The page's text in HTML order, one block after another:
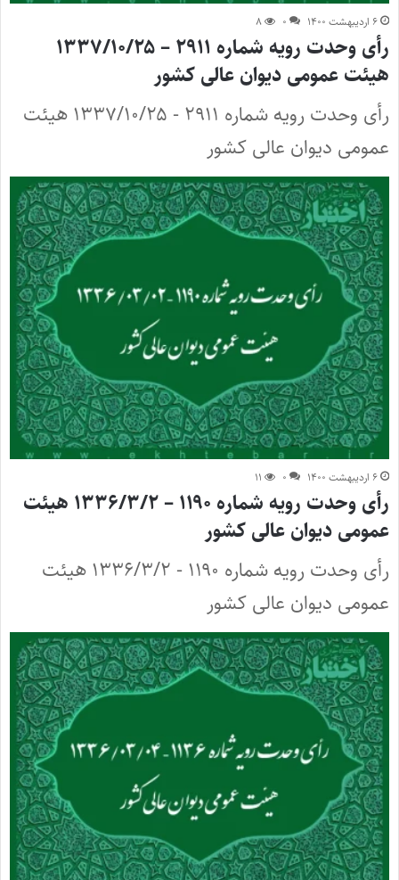
۶ اردیبهشت ۱۴۰۰ ۰ ۸
رأی وحدت رویه شماره ۲۹۱۱ – ۱۳۳۷/۱۰/۲۵
هیئت عمومی دیوان عالی کشور
رأی وحدت رویه شماره ۲۹۱۱ - ۱۳۳۷/۱۰/۲۵ هیئت
عمومی دیوان عالی کشور
۶ اردیبهشت ۱۴۰۰ ۰ ۱۱
رأی وحدت رویه شماره ۱۱۹۰ – ۱۳۳۶/۳/۲ هیئت
عمومی دیوان عالی کشور
رأی وحدت رویه شماره ۱۱۹۰ - ۱۳۳۶/۳/۲ هیئت
عمومی دیوان عالی کشور